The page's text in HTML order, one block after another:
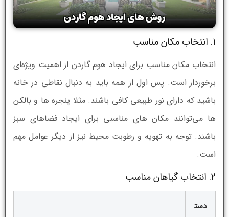
1. انتخاب مکان مناسب
انتخاب مکان مناسب برای ایجاد هوم گاردن از اهمیت ویژه‌ای
برخوردار است. پس اول از همه باید به دنبال نقاطی در خانه
باشید که دارای نور طبیعی کافی باشند. مثلا پنجره ها و بالکن
ها می‌توانند مکان های مناسبی برای ایجاد فضاهای سبز
باشند. توجه به تهویه و رطوبت محیط نیز از دیگر عوامل مهم
است.
2. انتخاب گیاهان مناسب
دست